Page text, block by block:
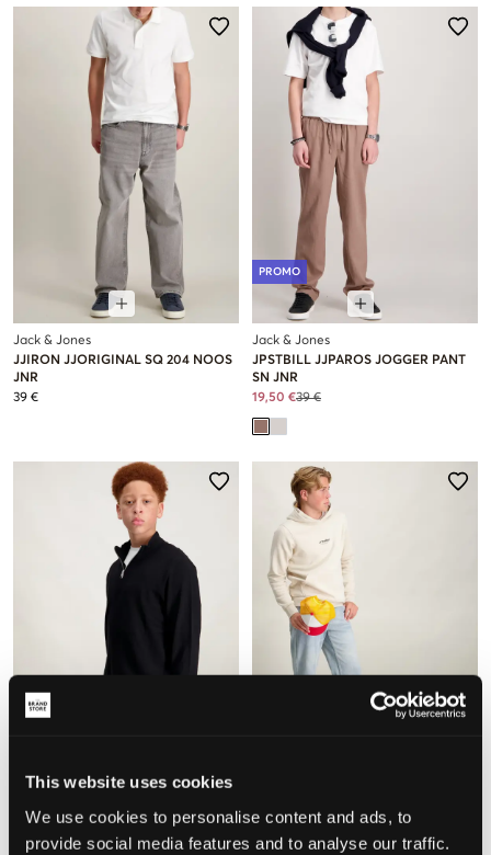
This website uses cookies
We use cookies to personalise content and ads, to
provide social media features and to analyse our traffic.
Jack & Jones
JJIRON JJORIGINAL SQ 204 NOOS
JNR
39 €
PROMO
Jack & Jones
JPSTBILL JJPAROS JOGGER PANT
SN JNR
19,50 €39 €
JJEEMIL KNIT HALF ZIP
JJESOHO SWEAT HOOD